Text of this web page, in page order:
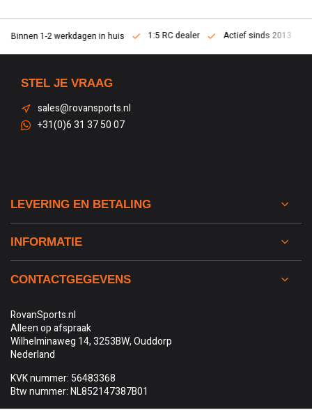
Binnen 1-2 werkdagen in huis 1:5 RC dealer Actief sinds 2013
STEL JE VRAAG
sales@rovansports.nl
+31(0)6 31 37 50 07
LEVERING EN BETALING
INFORMATIE
CONTACTGEGEVENS
RovanSports.nl
Alleen op afspraak
Wilhelminaweg 14, 3253BW, Ouddorp
Nederland
KVK nummer: 56483368
Btw nummer: NL852147387B01